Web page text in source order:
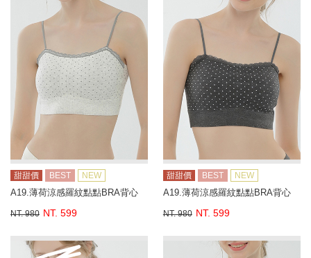
甜甜價 BEST NEW
A19.薄荷涼感羅紋點點BRA背心
NT. 980 NT. 599
甜甜價 BEST NEW
A19.薄荷涼感羅紋點點BRA背心
NT. 980 NT. 599